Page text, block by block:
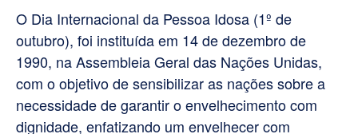
O Dia Internacional da Pessoa Idosa (1º de
outubro), foi instituída em 14 de dezembro de
1990, na Assembleia Geral das Nações Unidas,
com o objetivo de sensibilizar as nações sobre a
necessidade de garantir o envelhecimento com
dignidade, enfatizando um envelhecer com